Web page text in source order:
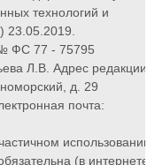
технологий и
23.05.2019.
ФС 77 - 75795
Л.В. Адрес
д. 29
почта:
(в